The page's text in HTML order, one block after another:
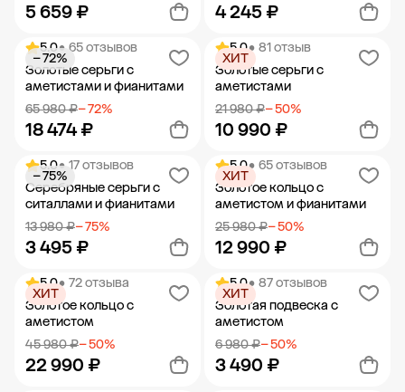
5 659 ₽
Добавить в корзину
4 245 ₽
Добавить в корзину
5.0• 65 отзывов
Золотые серьги с
аметистами и фианитами
65 980 ₽− 72%
18 474 ₽
− 72%
Добавить в корзину
5.0• 81 отзыв
Золотые серьги с
аметистами
21 980 ₽− 50%
10 990 ₽
ХИТ
Добавить в корзину
5.0• 17 отзывов
Серебряные серьги с
ситаллами и фианитами
13 980 ₽− 75%
3 495 ₽
− 75%
Добавить в корзину
5.0• 65 отзывов
Золотое кольцо с
аметистом и фианитами
25 980 ₽− 50%
12 990 ₽
ХИТ
Добавить в корзину
5.0• 72 отзыва
Золотое кольцо с
аметистом
45 980 ₽− 50%
22 990 ₽
ХИТ
5.0• 87 отзывов
Золотая подвеска с
аметистом
6 980 ₽− 50%
3 490 ₽
ХИТ